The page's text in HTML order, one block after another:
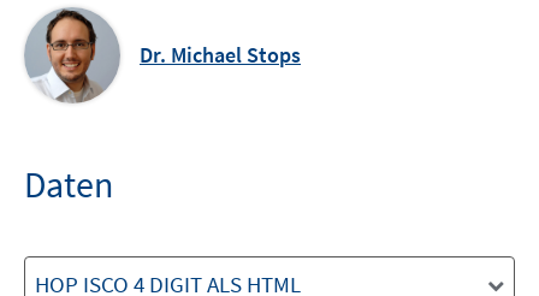
Dr. Michael Stops
Daten
HOP ISCO 4 DIGIT ALS HTML